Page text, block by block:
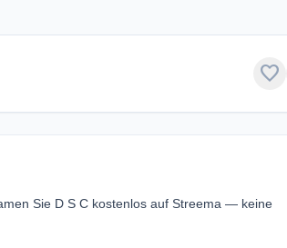
favorite
Sie D S C kostenlos auf Streema — keine